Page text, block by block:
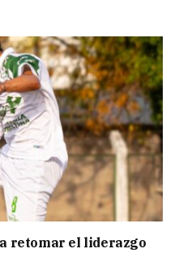
retomar el liderazgo